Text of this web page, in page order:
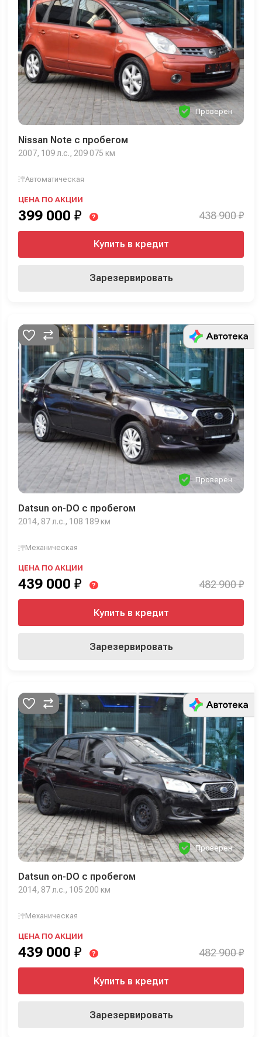
Проверен
Nissan Note с пробегом
2007, 109 л.с., 209 075 км
Автоматическая
ЦЕНА ПО АКЦИИ
399 000 ₽ ? 438 900 ₽
Купить в кредит
Зарезервировать
Проверен
Datsun on-DO с пробегом
2014, 87 л.с., 108 189 км
Механическая
ЦЕНА ПО АКЦИИ
439 000 ₽ ? 482 900 ₽
Купить в кредит
Зарезервировать
Проверен
Datsun on-DO с пробегом
2014, 87 л.с., 105 200 км
Механическая
ЦЕНА ПО АКЦИИ
439 000 ₽ ? 482 900 ₽
Купить в кредит
Зарезервировать